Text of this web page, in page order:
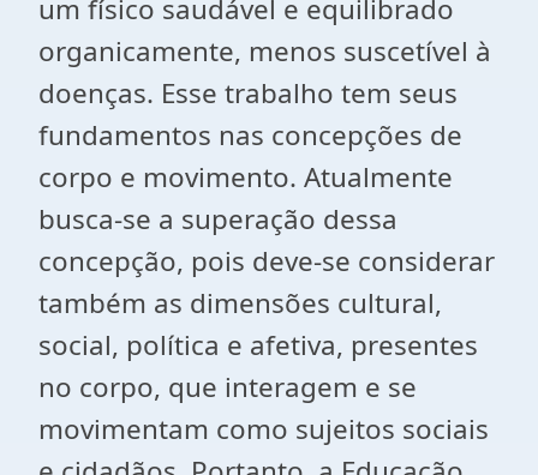
um físico saudável e equilibrado
organicamente, menos suscetível à
doenças. Esse trabalho tem seus
fundamentos nas concepções de
corpo e movimento. Atualmente
busca-se a superação dessa
concepção, pois deve-se considerar
também as dimensões cultural,
social, política e afetiva, presentes
no corpo, que interagem e se
movimentam como sujeitos sociais